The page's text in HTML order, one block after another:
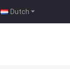
Dutch